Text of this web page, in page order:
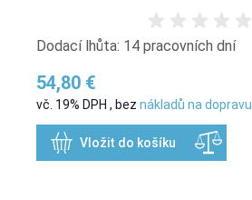
Dodací lhůta: 14 pracovních dní
54,80 €
vč. 19% DPH , bez nákladů na dopravu
Vložit do košíku